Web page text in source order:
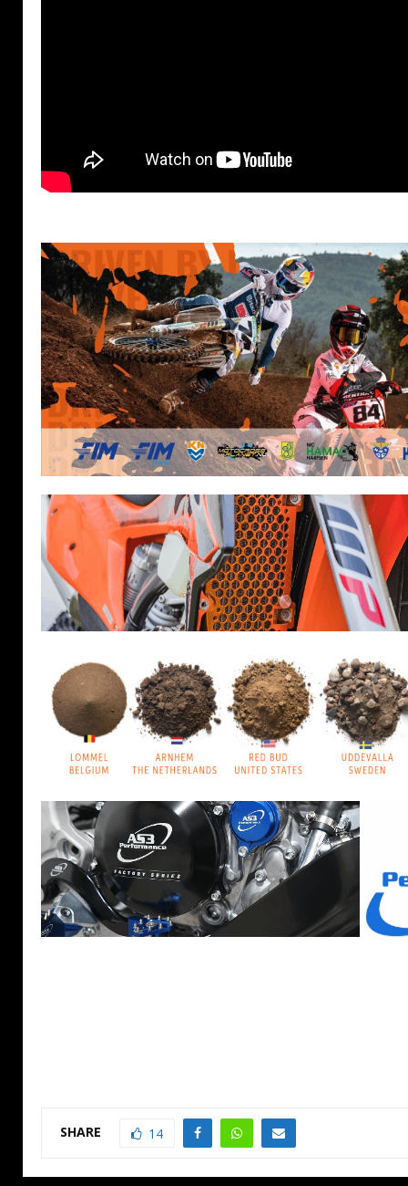
SHARE 14